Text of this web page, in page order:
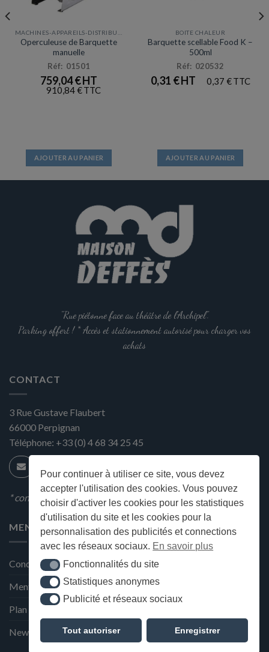
Pour continuer à utiliser ce site, vous devez
accepter l'utilisation des cookies. Vous pouvez
choisir d'activer les cookies pour les statistiques
d'utilisation du site et les cookies pour la
personnalisation des publicités et connections
avec les réseaux sociaux. En savoir plus
Fonctionnalités du site
Fonctionnalités du site
Statistiques anonymes
Statistiques anonymes
Publicité et réseaux sociaux
Publicité et réseaux sociaux
Tout autoriser Enregistrer
Operculeuse de Barquette
manuelle
Réf: 01501
759,04€
910,84€
AJOUTER AU PANIER
BOITE CHALEUR
Barquette scellable Food K –
500ml
Réf: 020532
0,31 € 0,37 €
AJOUTER AU PANIER
"Rue piétonne face au théâtre de l'Archipel".
Parking offert ! * Accès et stationnement autorisé pour charger vos
achats
CONTACT
3 Rue Gustave Flaubert
66000 Perpignan
Téléphone: +33 (0) 4 68 34 25 45
* condition en magasin
MENU
Conditions générales de ventes
Mentions Légales et Politique de confidentialité
Plan du site
Newsletter de la Maison Deffès